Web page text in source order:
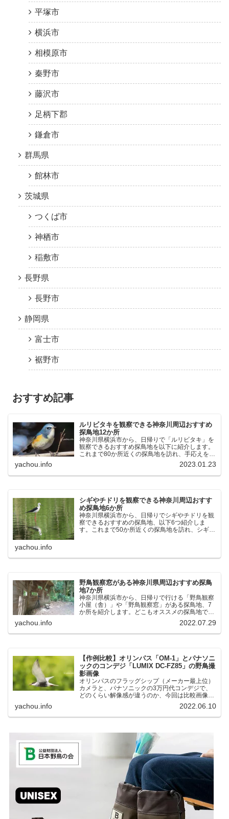
平塚市
横浜市
相模原市
秦野市
藤沢市
足柄下郡
鎌倉市
群馬県
館林市
茨城県
つくば市
神栖市
稲敷市
長野県
長野市
静岡県
富士市
裾野市
おすすめ記事
ルリビタキを観察できる神奈川周辺おすすめ
探鳥地12か所
神奈川県横浜市から、日帰りで「ルリビタキ」を
観察できるおすすめ探鳥地を以下に紹介します。
これまで80か所近くの探鳥地を訪れ、手応えを感
じた場所です。以下、★ が多いほど観察しやす
く、出現頻度が高いと感じた場所です。 北本自然
観察公園：埼玉県...
yachou.info 2023.01.23
シギやチドリを観察できる神奈川周辺おすす
め探鳥地6か所
神奈川県横浜市から、日帰りでシギやチドリを観
察できるおすすめの探鳥地、以下6つ紹介しま
す。これまで50か所近くの探鳥地を訪れ、シギや
yachou.info
野鳥観察窓がある神奈川県周辺おすすめ探鳥
地7か所
神奈川県横浜市から、日帰りで行ける「野鳥観察
小屋（舎）」や「野鳥観察窓」がある探鳥地、7
か所を紹介します。どこもオススメの探鳥地で
す。実際に訪れてみると、野山にいる野鳥、海や
湖にいる野鳥それぞれ違う観察になりました。街
中にあり、電車で行ける...
yachou.info 2022.07.29
【作例比較】オリンパス「OM-1」とパナソニ
ックのコンデジ「LUMIX DC-FZ85」の野鳥撮
影画像
オリンパスのフラッグシップ（メーカー最上位）
カメラと、パナソニックの3万円代コンデジで、
どのくらい解像感が違うのか、今回は比較画像を
紹介します。私はコンデジを愛用しているのです
が、相棒がオリンパス「OM-1」を使い始めたと
ころ、同じ被写体で...
yachou.info 2022.06.10